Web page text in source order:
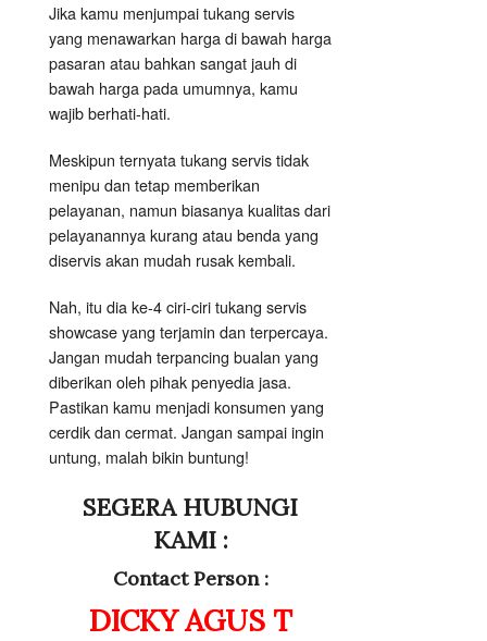
Jika kamu menjumpai tukang servis
yang menawarkan harga di bawah harga
pasaran atau bahkan sangat jauh di
bawah harga pada umumnya, kamu
wajib berhati-hati.
Meskipun ternyata tukang servis tidak
menipu dan tetap memberikan
pelayanan, namun biasanya kualitas dari
pelayanannya kurang atau benda yang
diservis akan mudah rusak kembali.
Nah, itu dia ke-4 ciri-ciri tukang servis
showcase yang terjamin dan terpercaya.
Jangan mudah terpancing bualan yang
diberikan oleh pihak penyedia jasa.
Pastikan kamu menjadi konsumen yang
cerdik dan cermat. Jangan sampai ingin
untung, malah bikin buntung!
SEGERA HUBUNGI
KAMI :
Contact Person :
DICKY AGUS T